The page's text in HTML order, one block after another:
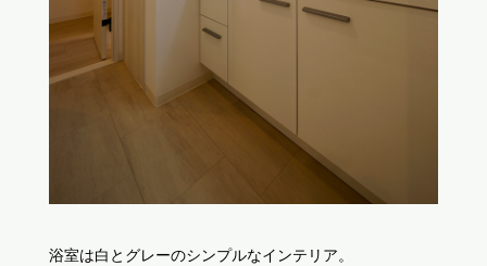
浴室は白とグレーのシンプルなインテリア。